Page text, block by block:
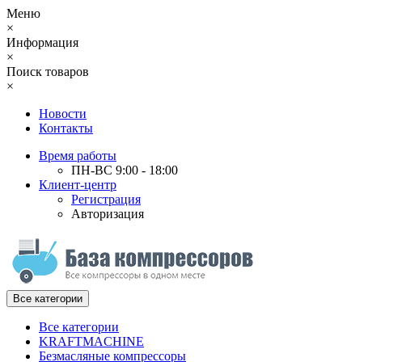
Меню
×
Информация
×
Поиск товаров
×
Новости
Контакты
Время работы
ПН-ВС 9:00 - 18:00
Клиент-центр
Регистрация
Авторизация
Все категории
Все категории
KRAFTMACHINE
Безмасляные компрессоры